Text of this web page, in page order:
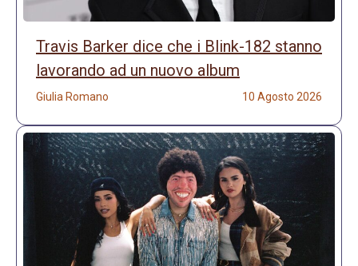
Travis Barker dice che i Blink-182 stanno
lavorando ad un nuovo album
Giulia Romano 10 Agosto 2026